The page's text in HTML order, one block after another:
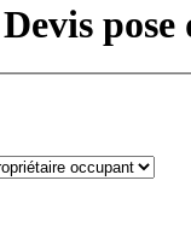
pose